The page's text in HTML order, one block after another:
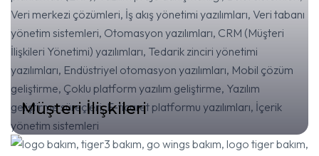
Müşteri İlişkileri